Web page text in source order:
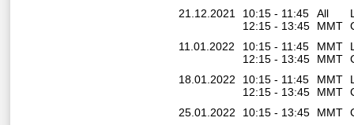
21.12.2021
10:15 - 11:45
12:15 - 13:45
All
MMT
11.01.2022
10:15 - 11:45
12:15 - 13:45
MMT
MMT
18.01.2022
10:15 - 11:45
12:15 - 13:45
MMT
MMT
25.01.2022
10:15 - 13:45 MMT